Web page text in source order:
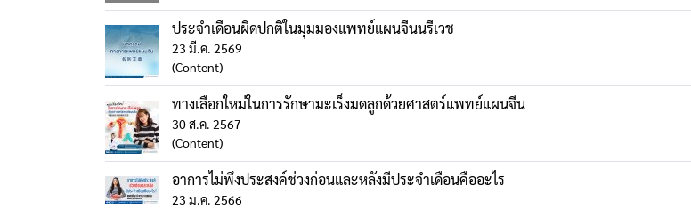
ประจำเดือนผิดปกติในมุมมองแพทย์แผนจีนนรีเวช
23 มี.ค. 2569
(Content)
ทางเลือกใหม่ในการรักษามะเร็งมดลูกด้วยศาสตร์แพทย์แผนจีน
30 ส.ค. 2567
(Content)
อาการไม่พึงประสงค์ช่วงก่อนและหลังมีประจำเดือนคืออะไร
23 ม.ค. 2566